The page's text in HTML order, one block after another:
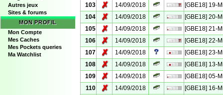
Autres jeux
Sites & forums
MON PROFIL
Mon Compte
Mes Caches
Mes Pockets queries
Ma Watchlist
103
✗ 14/09/2018
[GBE18] 19-
104
✗ 14/09/2018
[GBE18] 20-
105
✗ 14/09/2018
[GBE18] 21-
106
✗ 14/09/2018
[GBE18] 22-
107
✗ 14/09/2018
[GBE18] 23-
108
✗ 14/09/2018
[GBE18] 13-
109
✗ 14/09/2018
[GBE18] 05-
110
✗ 14/09/2018
[GBE18] 16-